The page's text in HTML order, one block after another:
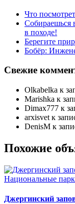
Что
Собираешься
в походе!
Берегите
Бобёр:
Свежие
Olkabelka к
Marishka к
Dimax777 к
arxisvet к
DenisM к
Похожие
Национальные
Джергинский